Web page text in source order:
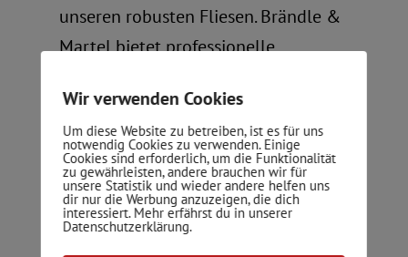
unseren robusten Fliesen. Brändle &
Martel bietet professionelle
Außenflächen.
Treppenhausgestaltung
Wir verwenden Cookies
Um diese Website zu betreiben, ist es für uns
notwendig Cookies zu verwenden. Einige
Cookies sind erforderlich, um die Funktionalität
zu gewährleisten, andere brauchen wir für
unsere Statistik und wieder andere helfen uns
dir nur die Werbung anzuzeigen, die dich
interessiert. Mehr erfährst du in unserer
Datenschutzerklärung.